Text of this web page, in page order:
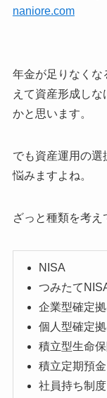
naniore.com
年金が足りなくな
えて資産形成し
かと思います。
でも資産運用の
悩みますよね。
ざっと種類を考え
NISA
つみたて
企業型確定
個人型確定
積立型生命
積立定期預金
社員持ち制度